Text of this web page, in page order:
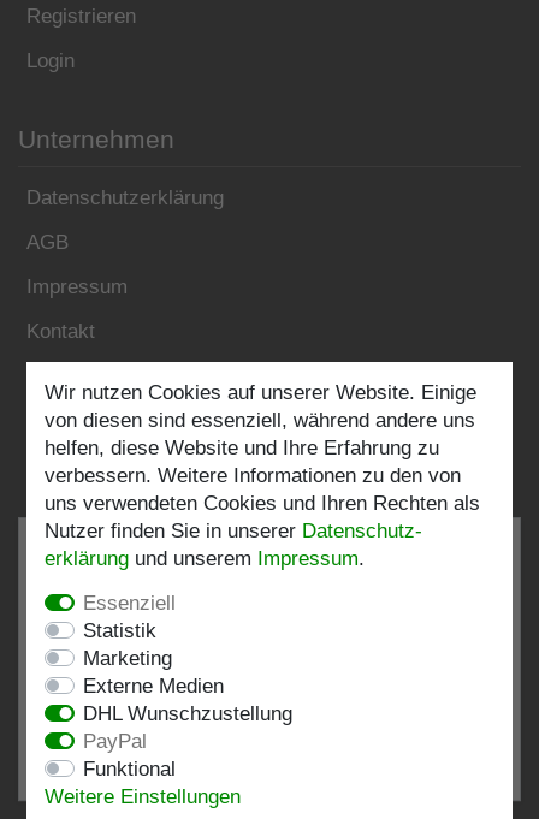
Registrieren
Login
Unternehmen
Datenschutzerklärung
AGB
Impressum
Kontakt
Folgen Sie uns:
bei: shopvote.de, Amazon
Bewertungsprofil bei SHOPVOTE.DE ansehen
Informationen zur Echtheit von Kundenbewertungen
Wir nutzen Cookies auf unserer Website. Einige
von diesen sind essenziell, während andere uns
helfen, diese Website und Ihre Erfahrung zu
verbessern. Weitere Informationen zu den von
uns verwendeten Cookies und Ihren Rechten als
Nutzer finden Sie in unserer Daten­schutz­
erklärung und unserem Impressum.
Essenziell
Statistik
Marketing
Externe Medien
DHL Wunschzustellung
PayPal
Funktional
Weitere Einstellungen